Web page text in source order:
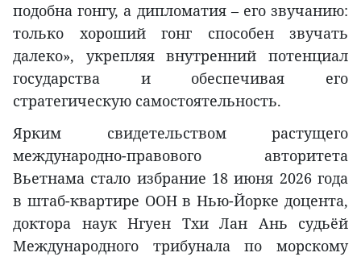
подобна гонгу, а дипломатия – его звучанию:
только хороший гонг способен звучать
далеко», укрепляя внутренний потенциал
государства и обеспечивая его
стратегическую самостоятельность.
Ярким свидетельством растущего
международно-правового авторитета
Вьетнама стало избрание 18 июня 2026 года
в штаб-квартире ООН в Нью-Йорке доцента,
доктора наук Нгуен Тхи Лан Ань судьёй
Международного трибунала по морскому